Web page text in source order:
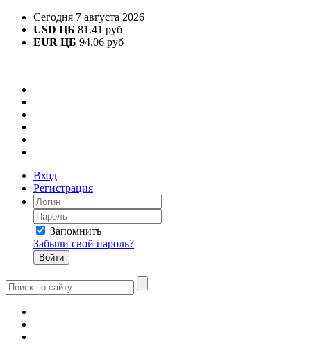
Сегодня 7 августа 2026
USD ЦБ 81.41 руб
EUR ЦБ 94.06 руб
Вход
Регистрация
Запомнить
Забыли свой пароль?